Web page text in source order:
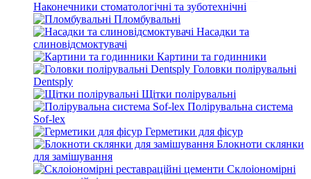
Наконечники стоматологічні та зуботехнічні
Пломбувальні
Насадки та
слиновідсмоктувачі
Картини та годинники
Головки полірувальні
Dentsply
Щітки полірувальні
Полірувальна система
Sof-lex
Герметики для фісур
Блокноти склянки
для замішування
Склоіономірні